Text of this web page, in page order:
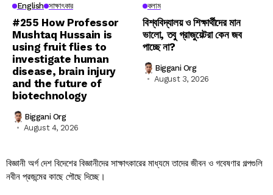
English সাক্ষাৎকার
#255 How Professor
Mushtaq Hussain is
using fruit flies to
investigate human
disease, brain injury
and the future of
biotechnology
Biggani Org
August 4, 2026
কলাম
বিশ্ববিদ্যালয় ও শিক্ষার্থীদের মান
ভালো, তবু গ্রাজুয়েটরা কেন জব
পাচ্ছে না?
Biggani Org
August 3, 2026
বিজ্ঞানী অর্গ দেশ বিদেশের বিজ্ঞানীদের সাক্ষাৎকারের মাধ্যমে তাদের জীবন ও গবেষণার গল্পগুলি
নবীন প্রজন্মের কাছে পৌছে দিচ্ছে।